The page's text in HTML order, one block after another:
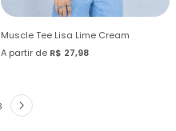
Muscle Tee Lisa Lime Cream
A partir de R$ 27,98